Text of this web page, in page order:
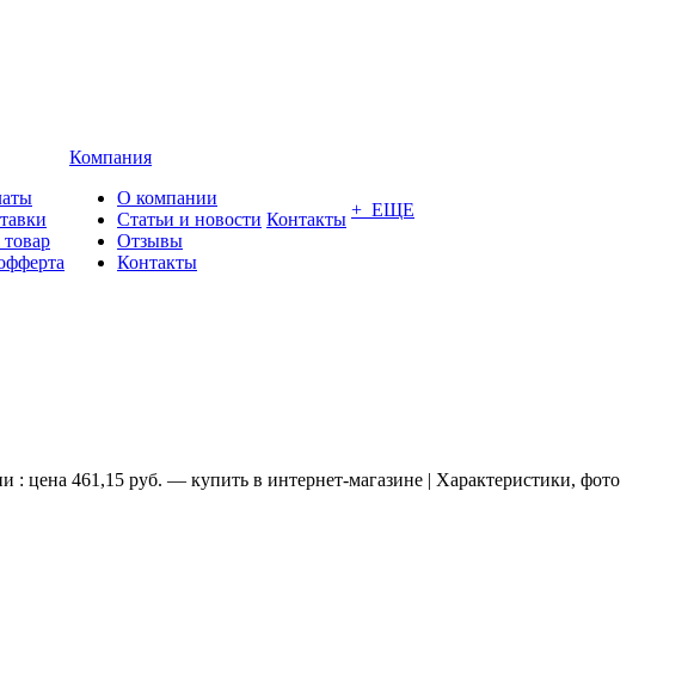
Компания
О компании
Статьи и новости
Отзывы
Контакты
Контакты + ЕЩЕ
цена 461,15 руб. — купить в интернет-магазине | Характеристики, фото